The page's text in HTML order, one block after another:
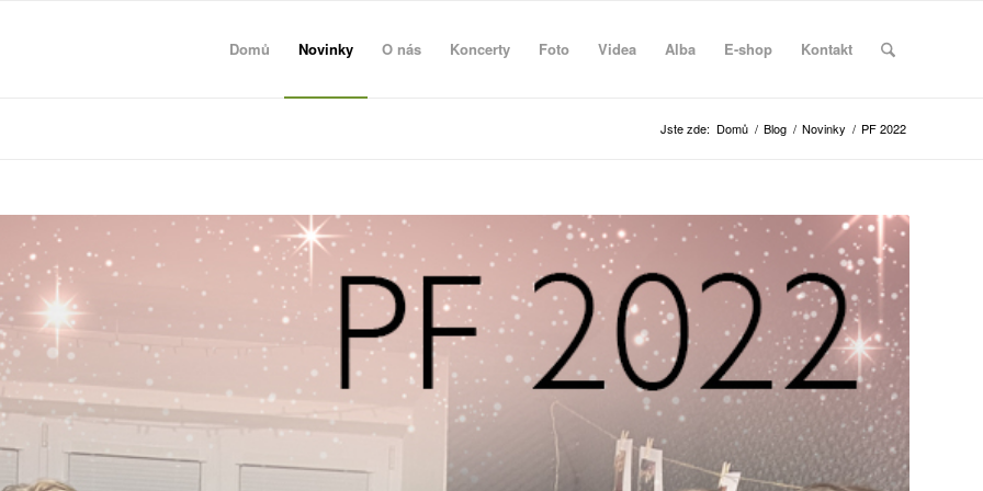
Domů Novinky O nás Koncerty Foto Videa Alba E-shop Kontakt
Jste zde: Domů / Blog / Novinky / PF 2022